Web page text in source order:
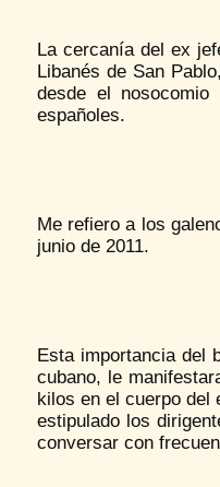
La cercanía del ex
Libanés de San
desde el
españoles.
Me refiero a los
junio de 2011.
Esta importancia del
cubano, le
kilos en el cuerpo del
estipulado los
conversar con